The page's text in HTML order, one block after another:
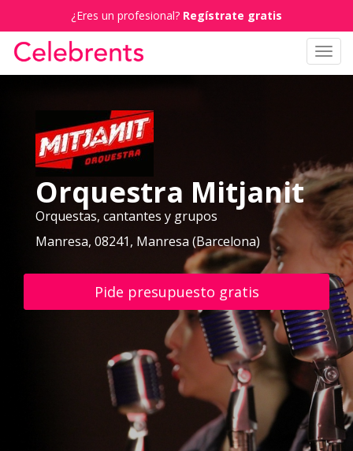
¿Eres un profesional? Regístrate gratis
Orquestra Mitjanit
Orquestas, cantantes y grupos
Manresa, 08241, Manresa (Barcelona)
Pide presupuesto gratis